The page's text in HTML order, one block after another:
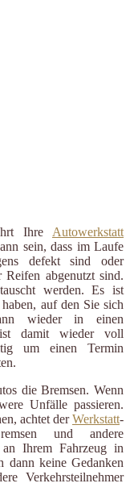
Ihre Autowerkstatt
sein, dass im Laufe
defekt sind oder
abgenutzt sind.
werden. Es ist
auf den Sie sich
wieder in einen
ist damit wieder voll
um einen Termin
die Bremsen. Wenn
Unfälle passieren.
achtet derWerkstatt-
und andere
Ihrem Fahrzeug in
dann keine Gedanken
Verkehrsteilnehmer